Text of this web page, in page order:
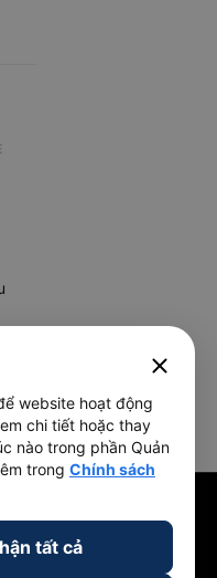
close
website hoạt động
chi tiết hoặc thay
nào trong phần Quản
trong Chính sách
tất cả